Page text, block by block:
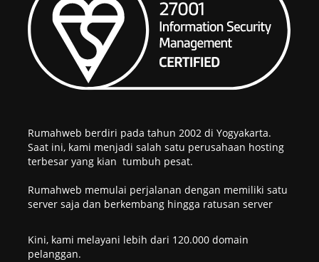
Rumahweb berdiri pada tahun 2002 di Yogyakarta.
Saat ini, kami menjadi salah satu perusahaan hosting
terbesar yang kian tumbuh pesat.
Rumahweb memulai perjalanan dengan memiliki satu
server saja dan berkembang hingga ratusan server
Kini, kami melayani lebih dari 120.000 domain
pelanggan.